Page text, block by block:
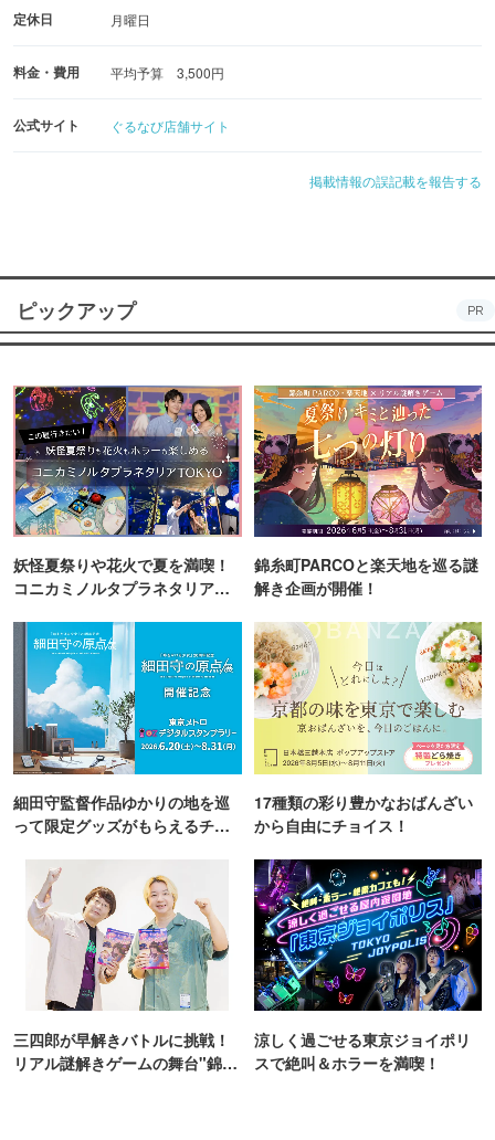
定休日 月曜日
料金・費用 平均予算 3,500円
公式サイト ぐるなび店舗サイト
掲載情報の誤記載を報告する
ピックアップ PR
妖怪夏祭りや花火で夏を満喫！
コニカミノルタプラネタリア
錦糸町PARCOと楽天地を巡る謎
解き企画が開催！
細田守監督作品ゆかりの地を巡
って限定グッズがもらえるチャ
17種類の彩り豊かなおばんざい
から自由にチョイス！
三四郎が早解きバトルに挑戦！
リアル謎解きゲームの舞台"錦糸
涼しく過ごせる東京ジョイポリ
スで絶叫＆ホラーを満喫！